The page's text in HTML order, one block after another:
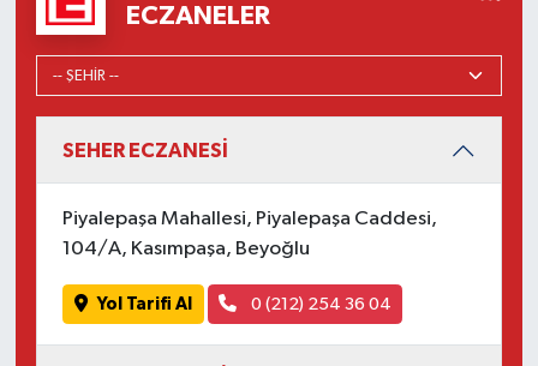
ECZANELER
SEHER ECZANESİ
Piyalepaşa Mahallesi, Piyalepaşa Caddesi,
104/A, Kasımpaşa, Beyoğlu
Yol Tarifi Al 0 (212) 254 36 04